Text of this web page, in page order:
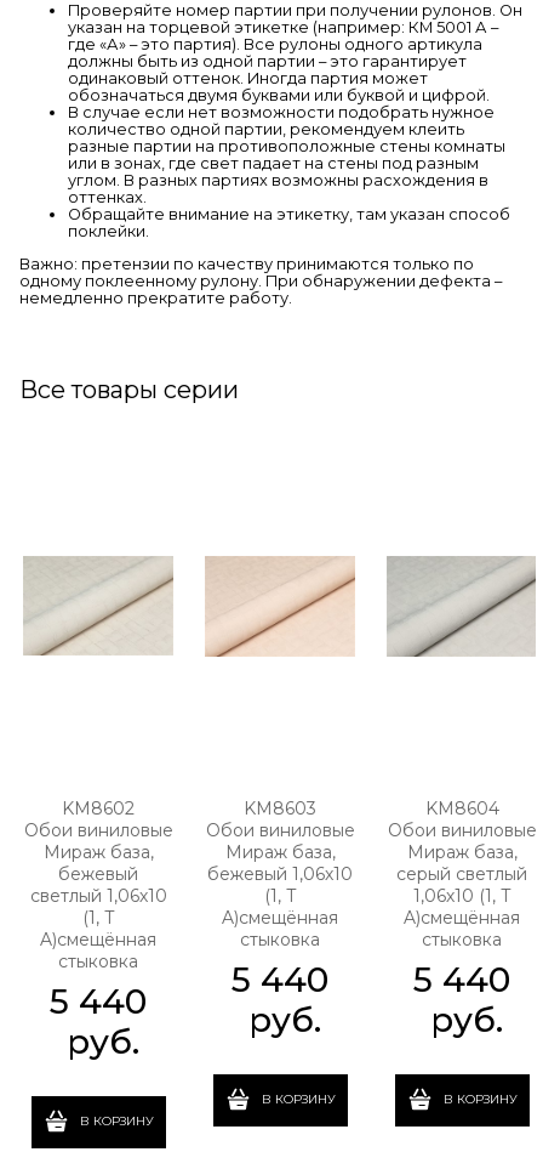
Проверяйте номер партии при получении рулонов. Он
указан на торцевой этикетке (например: КМ 5001 А –
где «А» – это партия). Все рулоны одного артикула
должны быть из одной партии – это гарантирует
одинаковый оттенок. Иногда партия может
обозначаться двумя буквами или буквой и цифрой.
В случае если нет возможности подобрать нужное
количество одной партии, рекомендуем клеить
разные партии на противоположные стены комнаты
или в зонах, где свет падает на стены под разным
углом. В разных партиях возможны расхождения в
оттенках.
Обращайте внимание на этикетку, там указан способ
поклейки.
Важно: претензии по качеству принимаются только по
одному поклеенному рулону. При обнаружении дефекта –
немедленно прекратите работу.
Все товары серии
KM8602
Обои виниловые
Мираж база,
бежевый
светлый 1,06х10
(1, Т
A)смещённая
стыковка
5 440
руб.
В КОРЗИНУ
KM8603
Обои виниловые
Мираж база,
бежевый 1,06х10
(1, Т
A)смещённая
стыковка
5 440
руб.
В КОРЗИНУ
KM8604
Обои виниловые
Мираж база,
серый светлый
1,06х10 (1, Т
A)смещённая
стыковка
5 440
руб.
В КОРЗИНУ